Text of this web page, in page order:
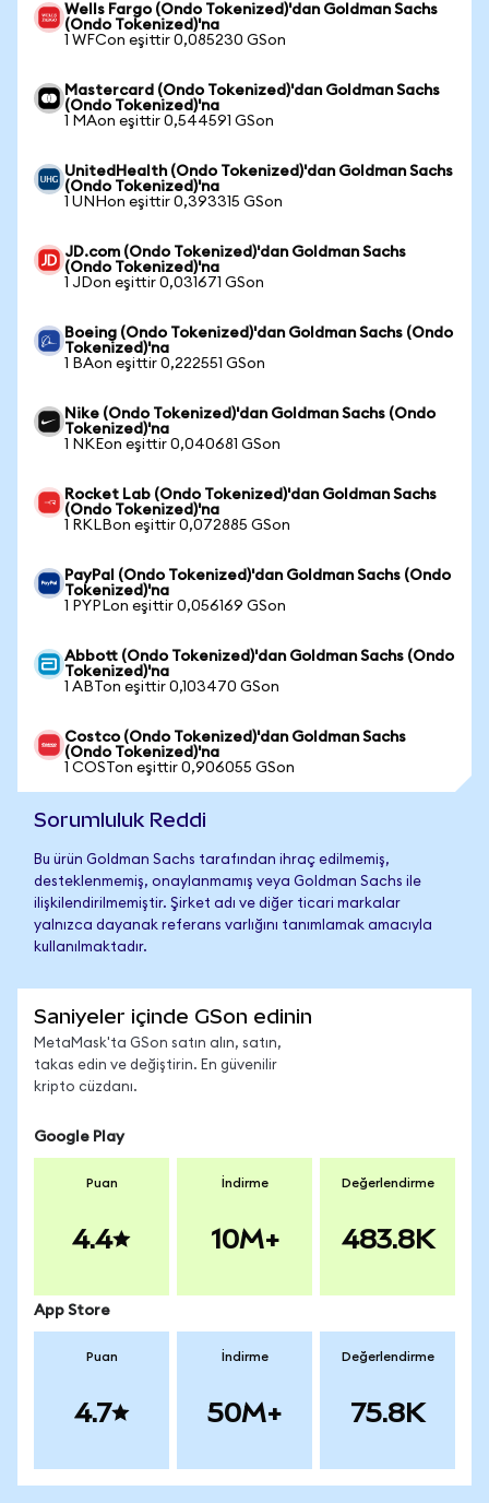
Wells Fargo (Ondo Tokenized)'dan Goldman Sachs
(Ondo Tokenized)'na
1 WFCon eşittir 0,085230 GSon
Mastercard (Ondo Tokenized)'dan Goldman Sachs
(Ondo Tokenized)'na
1 MAon eşittir 0,544591 GSon
UnitedHealth (Ondo Tokenized)'dan Goldman Sachs
(Ondo Tokenized)'na
1 UNHon eşittir 0,393315 GSon
JD.com (Ondo Tokenized)'dan Goldman Sachs
(Ondo Tokenized)'na
1 JDon eşittir 0,031671 GSon
Boeing (Ondo Tokenized)'dan Goldman Sachs (Ondo
Tokenized)'na
1 BAon eşittir 0,222551 GSon
Nike (Ondo Tokenized)'dan Goldman Sachs (Ondo
Tokenized)'na
1 NKEon eşittir 0,040681 GSon
Rocket Lab (Ondo Tokenized)'dan Goldman Sachs
(Ondo Tokenized)'na
1 RKLBon eşittir 0,072885 GSon
PayPal (Ondo Tokenized)'dan Goldman Sachs (Ondo
Tokenized)'na
1 PYPLon eşittir 0,056169 GSon
Abbott (Ondo Tokenized)'dan Goldman Sachs (Ondo
Tokenized)'na
1 ABTon eşittir 0,103470 GSon
Costco (Ondo Tokenized)'dan Goldman Sachs
(Ondo Tokenized)'na
1 COSTon eşittir 0,906055 GSon
Sorumluluk Reddi
Bu ürün Goldman Sachs tarafından ihraç edilmemiş,
desteklenmemiş, onaylanmamış veya Goldman Sachs ile
ilişkilendirilmemiştir. Şirket adı ve diğer ticari markalar
yalnızca dayanak referans varlığını tanımlamak amacıyla
kullanılmaktadır.
Saniyeler içinde GSon edinin
MetaMask'ta GSon satın alın, satın,
takas edin ve değiştirin. En güvenilir
kripto cüzdanı.
Google Play
Puan
4.4
İndirme
10M+
Değerlendirme
483.8K
App Store
Puan
4.7
İndirme
50M+
Değerlendirme
75.8K